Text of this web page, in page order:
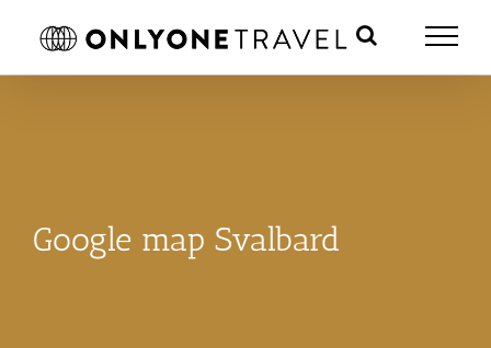
Google map Svalbard